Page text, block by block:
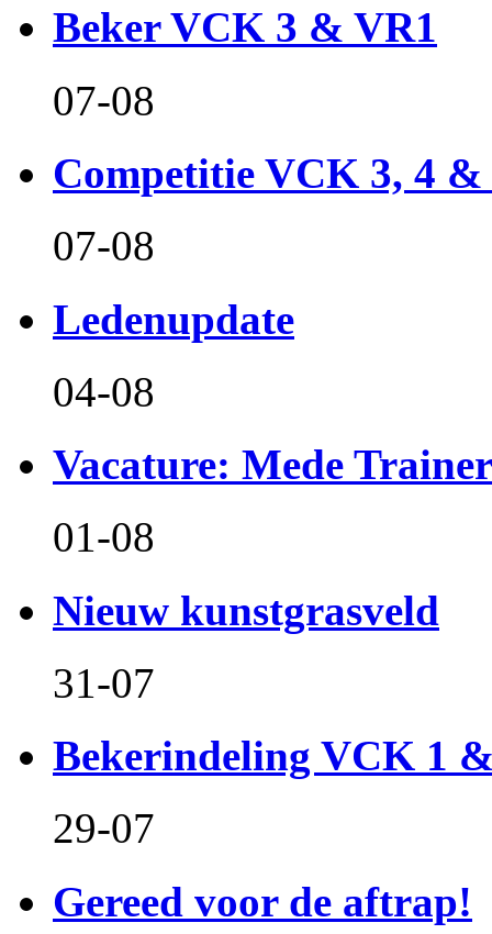
Beker VCK 3 & VR1
07-08
Competitie VCK 3, 4 &
07-08
Ledenupdate
04-08
Vacature: Mede
01-08
Nieuw kunstgrasveld
31-07
Bekerindeling VCK 1
29-07
Gereed voor de aftrap!